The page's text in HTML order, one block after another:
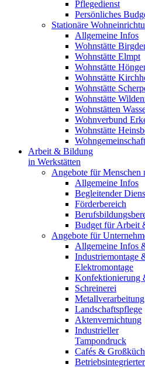
Pflegedienst
Persönliches
Stationäre
Allgemeine Infos
Wohnstätte
Wohnstätte Elmpt
Wohnstätte
Wohnstätte
Wohnstätte
Wohnstätte
Wohnstätten
Wohnverbund
Wohnstätte
Arbeit & Bildung
in Werkstätten
Angebote für Menschen
Allgemeine Infos
Begleitender
Förderbereich
Budget für Arbeit
Angebote für
Allgemeine Infos
Industriemontage
Elektromontage
Konfektionierung
Schreinerei
Metallverarbeitung
Landschaftspflege
Aktenvernichtung
Industrieller
Tampondruck
Cafés &